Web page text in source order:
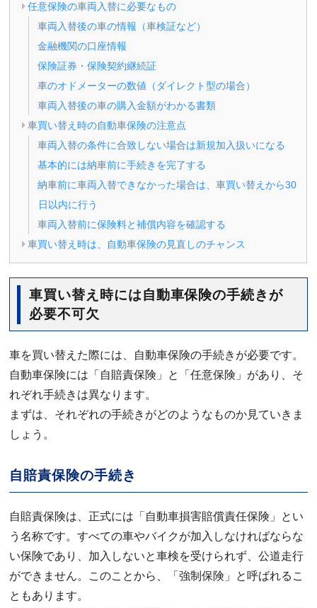
任意保険の車両入替に必要なもの
車両入替後の車の情報（車検証など）
金融機関の口座情報
保険証券・保険契約継続証
車のオドメーターの数値（ダイレクト型の場合）
車両入替後の車の購入金額がわかる書類
車買い替え時の自動車保険の注意点
車両入替の条件に合致しない場合は新規加入扱いになる
基本的には納車前に手続きを完了する
納車前に車両入替できなかった場合は、車買い替えから30
日以内に行う
車両入替前に保険料と補償内容を確認する
車買い替え時は、自動車保険の見直しのチャンス
車買い替え時には自動車保険の手続きが
必要不可欠
車を買い替えた際には、自動車保険の手続きが必要です。
自動車保険には「自賠責保険」と「任意保険」があり、そ
れぞれ手続きは異なります。
まずは、それぞれの手続きがどのようなものか見ていきま
しょう。
自賠責保険の手続き
自賠責保険は、正式には「自動車損害賠償責任保険」とい
う名称です。すべての車やバイクが加入しなければならな
い保険であり、加入しないと車検を受けられず、公道走行
ができません。このことから、「強制保険」と呼ばれるこ
ともあります。